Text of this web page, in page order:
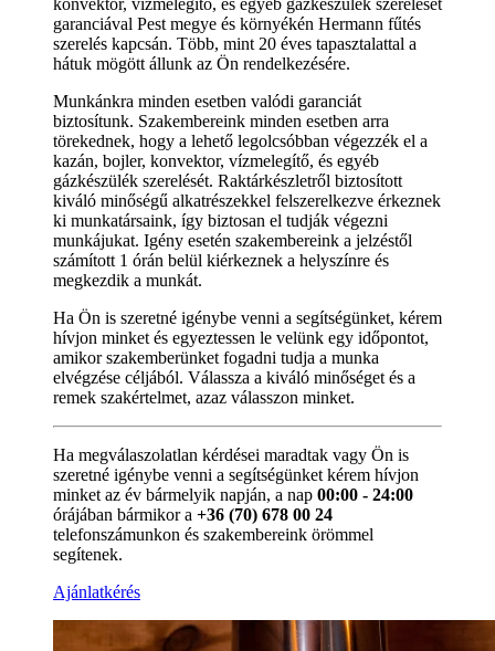
garanciával Pest megye és környékén Hermann fűtés
szerelés kapcsán. Több, mint 20 éves tapasztalattal a
hátuk mögött állunk az Ön rendelkezésére.
Munkánkra minden esetben valódi garanciát
biztosítunk. Szakembereink minden esetben arra
törekednek, hogy a lehető legolcsóbban végezzék el a
kazán, bojler, konvektor, vízmelegítő, és egyéb
gázkészülék szerelését. Raktárkészletről biztosított
kiváló minőségű alkatrészekkel felszerelkezve érkeznek
ki munkatársaink, így biztosan el tudják végezni
munkájukat. Igény esetén szakembereink a jelzéstől
számított 1 órán belül kiérkeznek a helyszínre és
megkezdik a munkát.
Ha Ön is szeretné igénybe venni a segítségünket, kérem
hívjon minket és egyeztessen le velünk egy időpontot,
amikor szakemberünket fogadni tudja a munka
elvégzése céljából. Válassza a kiváló minőséget és a
remek szakértelmet, azaz válasszon minket.
Ha megválaszolatlan kérdései maradtak vagy Ön is
szeretné igénybe venni a segítségünket kérem hívjon
minket az év bármelyik napján, a nap 00:00 - 24:00
órájában bármikor a +36 (70) 678 00 24
telefonszámunkon és szakembereink örömmel
segítenek.
Ajánlatkérés